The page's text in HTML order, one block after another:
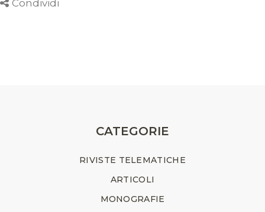
Condividi
CATEGORIE
RIVISTE TELEMATICHE
ARTICOLI
MONOGRAFIE